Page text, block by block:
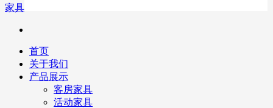
家具
首页
关于我们
产品展示
客房家具
活动家具